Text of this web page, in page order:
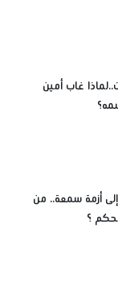
غاب أمين
أزمة سمعة.. من
؟